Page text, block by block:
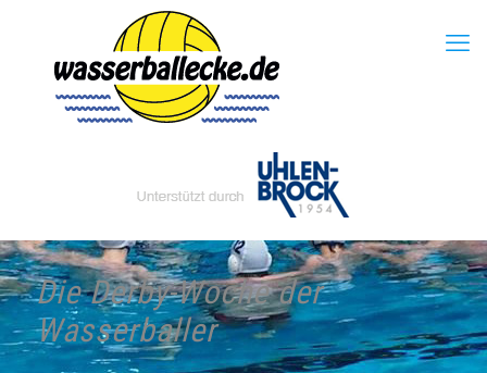
Die Derby-Woche der
Wasserballer